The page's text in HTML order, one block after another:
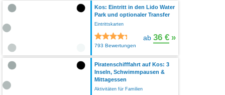
Kos: Eintritt in den Lido Water
Park und optionaler Transfer
Eintrittskarten
793 Bewertungen
ab 36 € »
Piratenschifffahrt auf Kos: 3
Inseln, Schwimmpausen &
Mittagessen
Aktivitäten für Familien